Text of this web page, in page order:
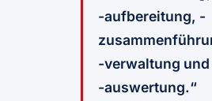
-aufbereitung, -
-verwaltung und
-auswertung.“